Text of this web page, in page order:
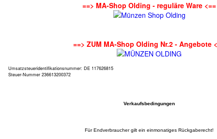
==> MA-Shop Olding - reguläre Ware <==
==> ZUM MA-Shop Olding Nr.2 - Angebote
Umsatzsteueridentifikationsnummer: DE 117626815
Steuer-Nummer 236613200372
Verkaufsbedingungen
Für Endverbraucher gilt ein einmonatiges Rückgaberecht!